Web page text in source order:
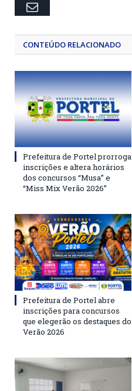
Email
CONTEÚDO RELACIONADO
Prefeitura de Portel prorroga
inscrições e altera horários
dos concursos “Musa” e
“Miss Mix Verão 2026”
Prefeitura de Portel abre
inscrições para concursos
que elegerão os destaques do
Verão 2026